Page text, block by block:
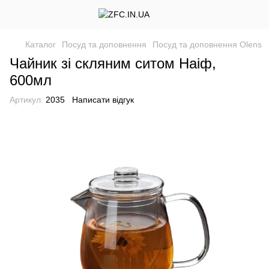
Каталог Посуд та доповнення Посуд та доповнення Olens
Чайник зі скляним ситом Наіф,
600мл
Артикул: 2035 Написати відгук